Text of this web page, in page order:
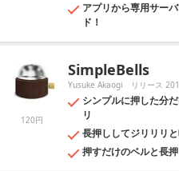
アプリから専用サー
ド！
120円
SimpleBells
Yusuke Akaogi リリース
シンプルに押した分
リ
長押ししてジリリリ
押すだけのベルと長